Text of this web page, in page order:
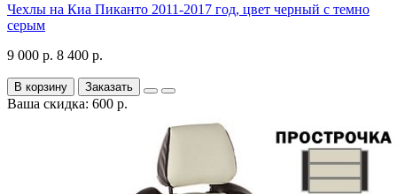
Чехлы на Киа Пиканто 2011-2017 год, цвет черный с темно
серым
9 000 р. 8 400 р.
В корзину Заказать
Ваша скидка: 600 р.